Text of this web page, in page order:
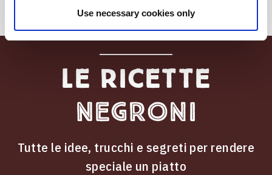
Use necessary cookies only
Le ricette
Negroni
Tutte le idee, trucchi e segreti per rendere
speciale un piatto